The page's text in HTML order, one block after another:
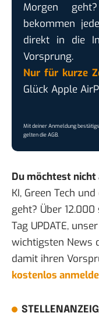
Morgen
bekommen
direkt in die
Vorsprung.
Nur für kurze
Glück Apple
Mit deiner Anmeldung
gelten dieAGB.
Du möchtest
KI, Green Tech
geht? Über
Tag UPDATE,
wichtigsten News
damit ihren
kostenlos